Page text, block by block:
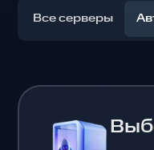
Все серверы